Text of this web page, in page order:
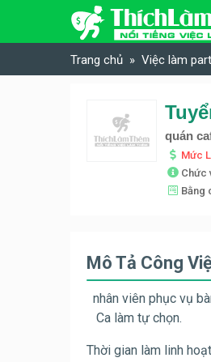
Skip to content
Trang chủ Việc làm
quán
Mức
Chức
Bằng
Mô Tả Công
nhân viên phục vụ
Ca làm tự chọn.
Thời gian làm linh